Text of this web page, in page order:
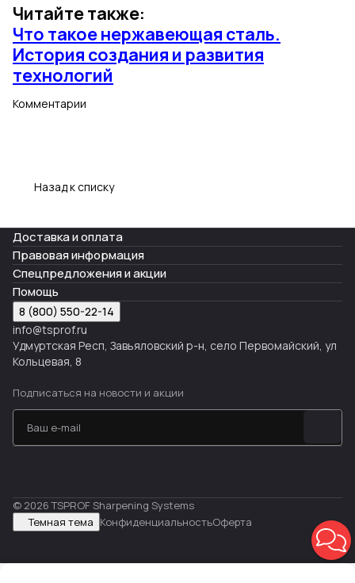
Читайте также:
Что такое нержавеющая сталь.
История создания и развития
технологий
Комментарии
Назад к списку
Доставка и оплата
Правовая информация
Спецпредложения и акции
Помощь
8 (800) 550-22-14
info@tsprof.ru
Удмуртская Респ, Завьяловский р-н, село Первомайский, ул
Кольцевая, 8
Подписаться на новости и акции
© 2026 TSPROF Sharpening Systems
Темная тема КонфиденциальностьОферта